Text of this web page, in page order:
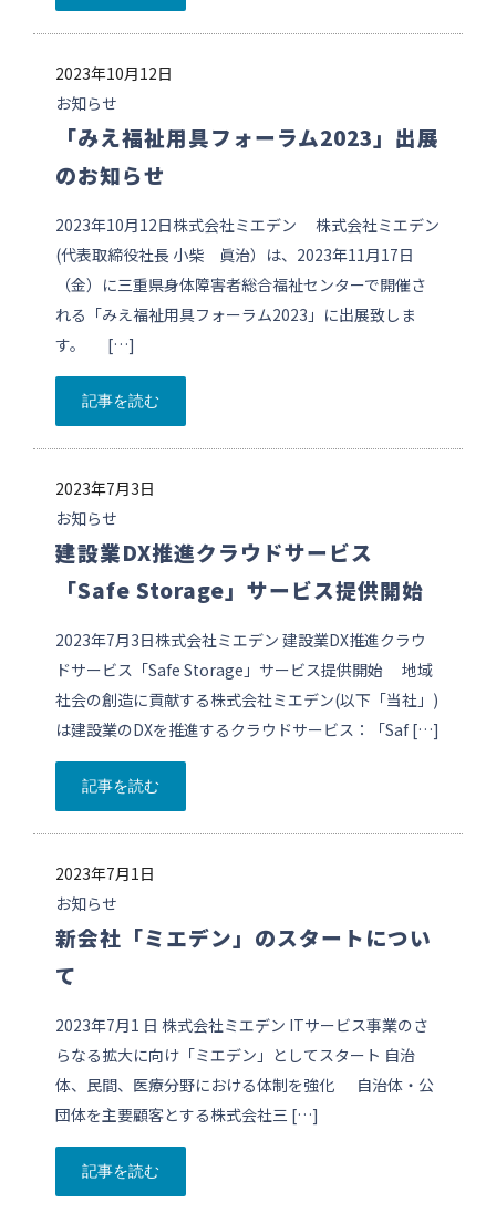
2023年10月12日
お知らせ
「みえ福祉用具フォーラム2023」出展
のお知らせ
2023年10月12日株式会社ミエデン 株式会社ミエデン
(代表取締役社長 小柴 眞治）は、2023年11月17日
（金）に三重県身体障害者総合福祉センターで開催さ
れる「みえ福祉用具フォーラム2023」に出展致しま
す。 […]
記事を読む
2023年7月3日
お知らせ
建設業DX推進クラウドサービス
「Safe Storage」サービス提供開始
2023年7月3日株式会社ミエデン 建設業DX推進クラウ
ドサービス「Safe Storage」サービス提供開始 地域
社会の創造に貢献する株式会社ミエデン(以下「当社」)
は建設業のDXを推進するクラウドサービス：「Saf […]
記事を読む
2023年7月1日
お知らせ
新会社「ミエデン」のスタートについ
て
2023年7月1 日 株式会社ミエデン ITサービス事業のさ
らなる拡大に向け「ミエデン」としてスタート 自治
体、民間、医療分野における体制を強化 自治体・公
団体を主要顧客とする株式会社三 […]
記事を読む